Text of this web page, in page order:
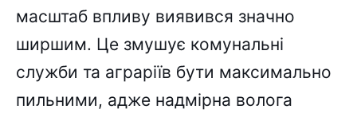
масштаб впливу виявився значно
ширшим. Це змушує комунальні
служби та аграріїв бути максимально
пильними, адже надмірна волога